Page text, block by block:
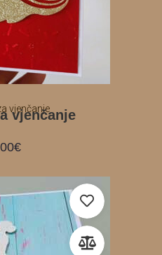
vjenčanje
vjenčanje
€